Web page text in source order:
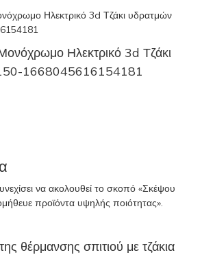
Ηλεκτρικό 3d Τζάκι
1668045616154181
να ακολουθεί το σκοπό «Σκέψου
προϊόντα υψηλής ποιότητας».
θέρμανσης σπιτιού με τζάκια